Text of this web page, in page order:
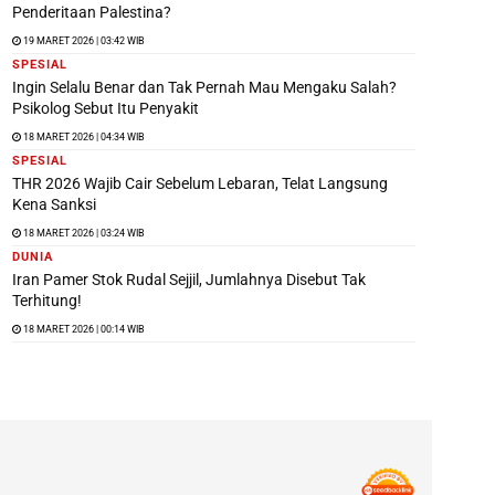
Penderitaan Palestina?
19 MARET 2026 | 03:42 WIB
SPESIAL
Ingin Selalu Benar dan Tak Pernah Mau Mengaku Salah?
Psikolog Sebut Itu Penyakit
18 MARET 2026 | 04:34 WIB
SPESIAL
THR 2026 Wajib Cair Sebelum Lebaran, Telat Langsung
Kena Sanksi
18 MARET 2026 | 03:24 WIB
DUNIA
Iran Pamer Stok Rudal Sejjil, Jumlahnya Disebut Tak
Terhitung!
18 MARET 2026 | 00:14 WIB